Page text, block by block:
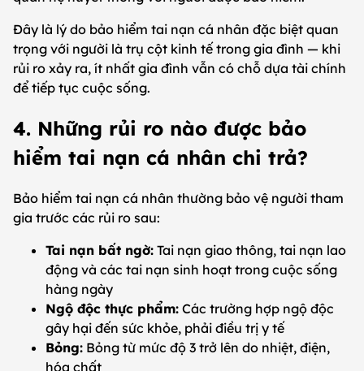
Đây là lý do bảo hiểm tai nạn cá nhân đặc biệt quan
trọng với người là trụ cột kinh tế trong gia đình — khi
rủi ro xảy ra, ít nhất gia đình vẫn có chỗ dựa tài chính
để tiếp tục cuộc sống.
4. Những rủi ro nào được bảo
hiểm tai nạn cá nhân chi trả?
Bảo hiểm tai nạn cá nhân thường bảo vệ người tham
gia trước các rủi ro sau:
Tai nạn bất ngờ: Tai nạn giao thông, tai nạn lao
động và các tai nạn sinh hoạt trong cuộc sống
hàng ngày
Ngộ độc thực phẩm: Các trường hợp ngộ độc
gây hại đến sức khỏe, phải điều trị y tế
Bỏng: Bỏng từ mức độ 3 trở lên do nhiệt, điện,
hóa chất